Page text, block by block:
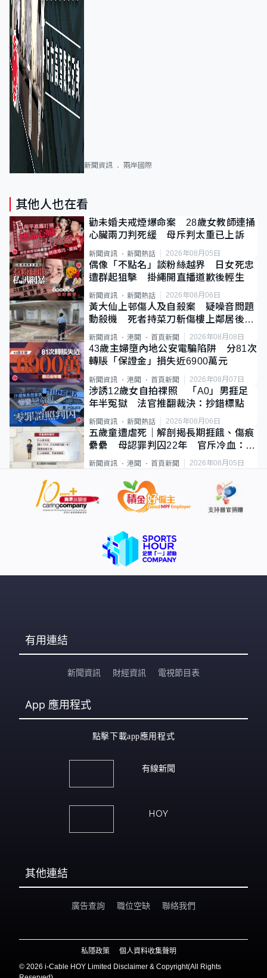
新聞資訊 兩岸國際
其他人也在看
勸未婚夫戒煙爆命案 28歲女教師連捅
心臟兩刀判死緩 母斥判太重已上訴
新聞資訊 新聞熱話 2026年08月05日
偶像「不點名」談粉絲越界 日女死忠
遭群起狙擊 掛繩開直播道歉後輕生
新聞資訊 新聞熱話 2026年08月06日
黃大仙上邨傷人及自殺案 疑噪音問題
動殺機 死者持菜刀斬傷樓上鄰居後墮
斃
新聞資訊 港聞 首頁新聞 2026年08月08日
43歲主婦墮內地公安電騙陷阱 分81次
轉賬「保證金」損失近6900萬元
新聞資訊 港聞 首頁新聞 2026年08月07日
涉誘12歲女自拍祼照 「A0」男捱足
年半冤獄 法官推翻裁決：抄錯標點
新聞資訊 新聞熱話 2026年08月06日
五歲童遭虐死｜解剖揭長期捱餓、傷痕
纍纍 母認罪判囚22年 官斥冷血：同
類案最惡劣
新聞資訊 港聞 首頁新聞 2026年08月05日
有用連結
新聞資訊 財經資訊 電視節目表
App 應用程式
點擊下載app應用程式
有線新聞
HOY
其他連結
廣告查詢 職位空缺 聯絡我們
私隱政策
個人資料收集聲明
© 2026 i-Cable HOY Limited Disclaimer & Copyright(All Rights